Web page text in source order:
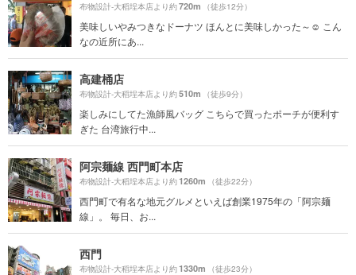
布物設計-大稻埕本店より約720m （徒歩12分）
美味しいやみつきなドーナツ ほんとに美味しかった～☺️ こん
なの近所にあ...
高建桶店
布物設計-大稻埕本店より約510m （徒歩9分）
楽しみにしてた漁師風バッグ こちらで買ったポーチが便利す
ぎた 台湾旅行中...
阿宗麺線 西門町本店
布物設計-大稻埕本店より約1260m （徒歩22分）
西門町で有名な地元グルメといえば創業1975年の「阿宗麺
線」。 毎日、お...
西門
布物設計-大稻埕本店より約1330m （徒歩23分）